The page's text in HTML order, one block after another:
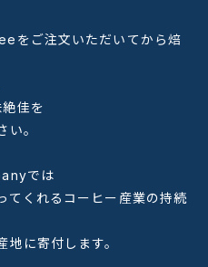
をご注文いただいてから焙
佳を
い。
では
てくれるコーヒー産業の持続
に寄付します。